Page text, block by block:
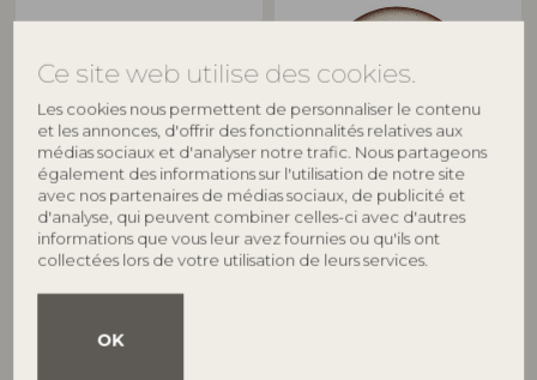
Ce site web utilise des cookies.
Les cookies nous permettent de personnaliser le contenu
et les annonces, d'offrir des fonctionnalités relatives aux
médias sociaux et d'analyser notre trafic. Nous partageons
également des informations sur l'utilisation de notre site
avec nos partenaires de médias sociaux, de publicité et
d'analyse, qui peuvent combiner celles-ci avec d'autres
informations que vous leur avez fournies ou qu'ils ont
collectées lors de votre utilisation de leurs services.
OK
BLOOMINGVILLE
Jules Assiette Creuse, Verte,
Grès
82068746
Prix de vente indicatif
BLOOMINGVILLE
Jules Assiette, Bleu, Grès
82046906